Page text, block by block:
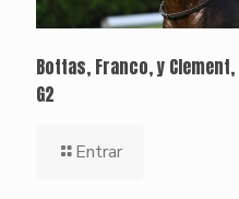
Bottas, Franco, y Clement,
G2
Entrar